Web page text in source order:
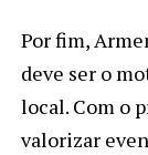
Por fim,
deve ser o
local. Com o
valorizar